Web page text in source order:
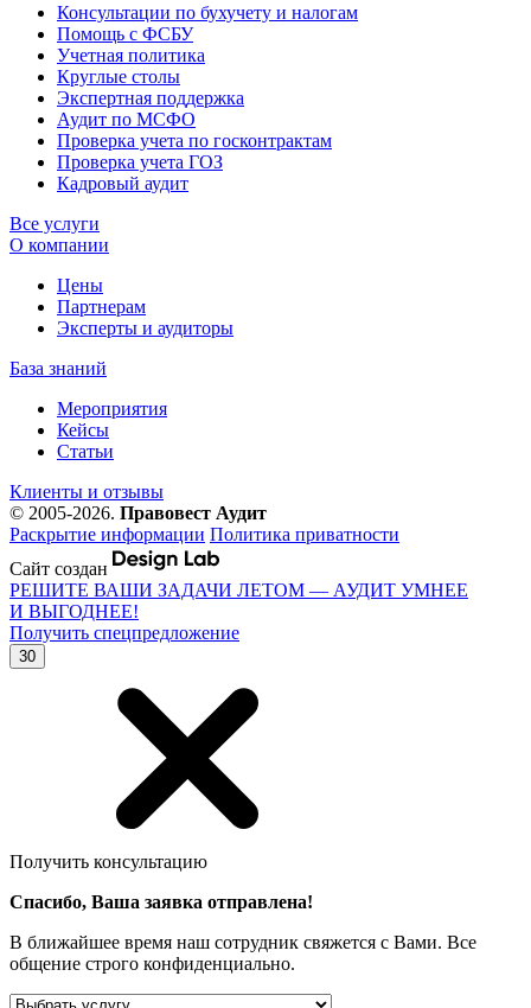
Консультации по бухучету и налогам
Помощь с ФСБУ
Учетная политика
Круглые столы
Экспертная поддержка
Аудит по МСФО
Проверка учета по госконтрактам
Проверка учета ГОЗ
Кадровый аудит
Все услуги
О компании
Цены
Партнерам
Эксперты и аудиторы
База знаний
Мероприятия
Кейсы
Статьи
Клиенты и отзывы
© 2005-2026. Правовест Аудит
Раскрытие информации Политика приватности
Сайт создан
РЕШИТЕ ВАШИ ЗАДАЧИ ЛЕТОМ — АУДИТ УМНЕЕ
И ВЫГОДНЕЕ!
Получить спецпредложение
30
Получить консультацию
Спасибо, Ваша заявка отправлена!
В ближайшее время наш сотрудник свяжется с Вами. Все
общение строго конфиденциально.